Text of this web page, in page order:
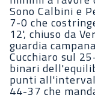
Sono Calbini e
7-0 che
12', chiuso da
guardia
Cucchiaro sul
binari
punti
44-37 che